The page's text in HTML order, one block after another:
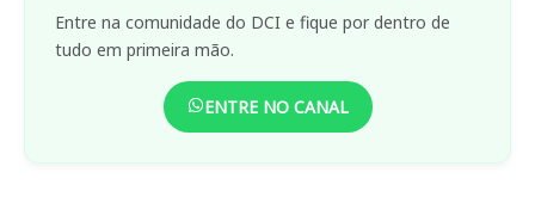
Entre na comunidade do DCI e fique por dentro de
tudo em primeira mão.
ENTRE NO CANAL